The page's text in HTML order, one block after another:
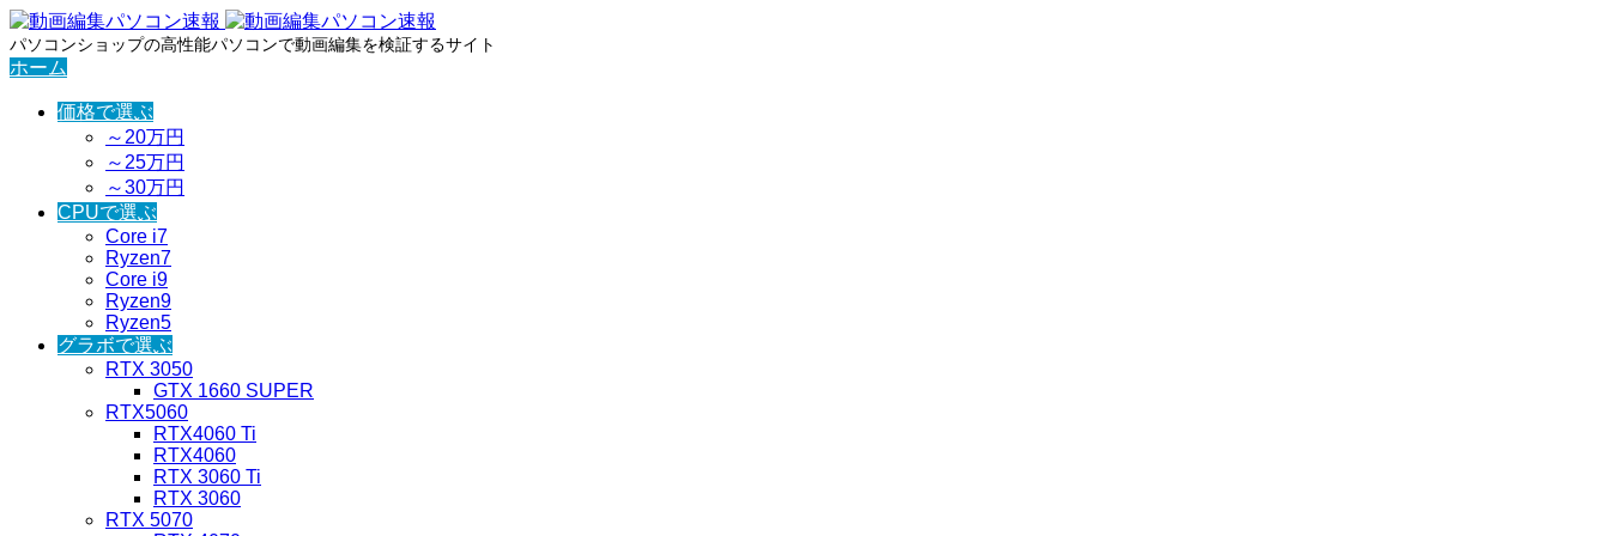
パソコンショップの高性能パソコンで動画編集を検証するサイト
ホーム
価格で選ぶ
～20万円
～25万円
～30万円
CPUで選ぶ
Core i7
Ryzen7
Core i9
Ryzen9
Ryzen5
グラボで選ぶ
RTX 3050
GTX 1660 SUPER
RTX5060
RTX4060 Ti
RTX4060
RTX 3060 Ti
RTX 3060
RTX 5070